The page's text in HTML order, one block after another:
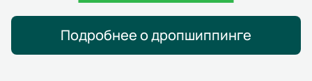
Подробнее о дропшиппинге